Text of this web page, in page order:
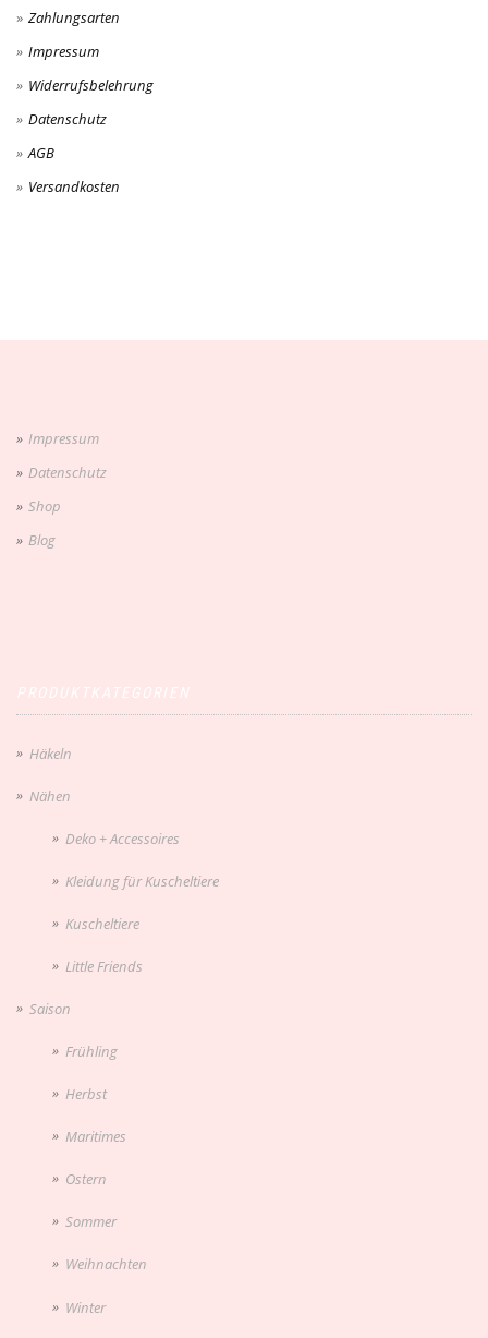
Zahlungsarten
Impressum
Widerrufsbelehrung
Datenschutz
AGB
Versandkosten
Impressum
Datenschutz
Shop
Blog
Häkeln
Nähen
Deko + Accessoires
Kleidung für Kuscheltiere
Kuscheltiere
Little Friends
Saison
Frühling
Herbst
Maritimes
Ostern
Sommer
Weihnachten
Winter